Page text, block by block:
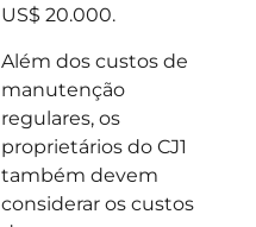
US$ 20.000.
Além dos custos de
manutenção
regulares, os
proprietários do CJ1
também devem
considerar os custos